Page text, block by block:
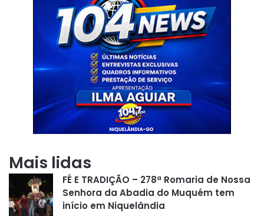
Mais lidas
FÉ E TRADIÇÃO – 278ª Romaria de Nossa
Senhora da Abadia do Muquém tem
início em Niquelândia